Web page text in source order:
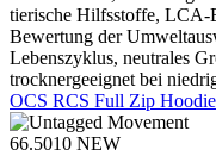
tierische Hilfsstoffe, LCA-
Bewertung der
Lebenszyklus, neutrales
trocknergeeignet bei
OCS RCS Full Zip
66.5010 NEW